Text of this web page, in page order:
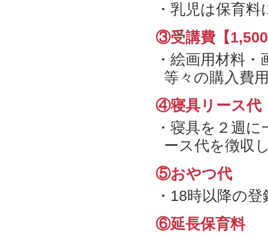
・乳児は保育
③受講費【
・絵画用材料
等々の購入費
④寝具リース代
・寝具を２週
ース代を徴収
⑤おやつ代
・18時以降の
⑥延長保育料